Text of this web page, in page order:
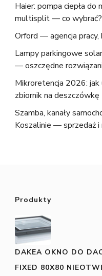
Haier: pompa ciepła do
multisplit — co wybrać?
Orford — agencja
Lampy parkingowe
— oszczędne
Mikroretencja 2026: jak
zbiornik na deszczówkę
Szamba, kanały
Koszalinie — sprzedaż i
Produkty
DAKEA OKNO DO
FIXED 80X80